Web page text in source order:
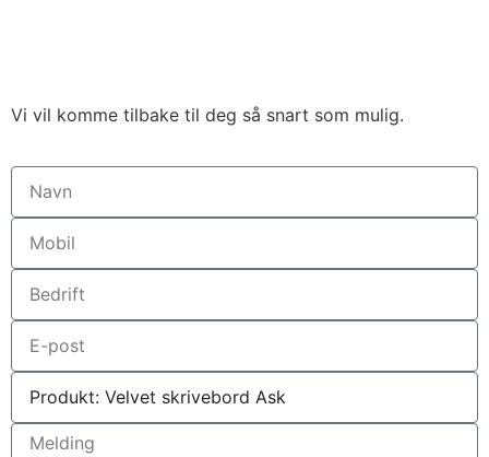
Vi vil komme tilbake til deg så snart som mulig.